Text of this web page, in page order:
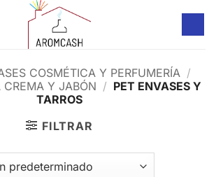
COSMÉTICA Y PERFUMERÍA /
CREMA Y JABÓN / PET ENVASES Y
TARROS
FILTRAR